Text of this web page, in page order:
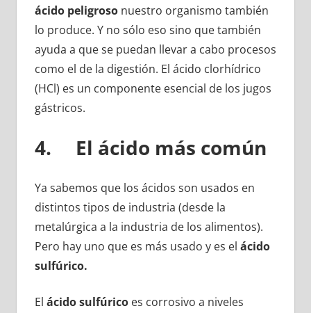
ácido peligrosonuestro organismo también
lo produce. Y no sólo eso sino que también
ayuda a que se puedan llevar a cabo procesos
como el de la digestión. El ácido clorhídrico
(HCl) es un componente esencial de los jugos
gástricos.
4. El ácido más común
Ya sabemos que los ácidos son usados en
distintos tipos de industria (desde la
metalúrgica a la industria de los alimentos).
Pero hay uno que es más usado y es el ácido
sulfúrico.
El ácido sulfúrico es corrosivo a niveles